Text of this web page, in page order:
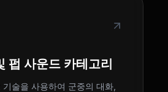
펍 사운드 카테고리
술을 사용하여 군중의 대화,